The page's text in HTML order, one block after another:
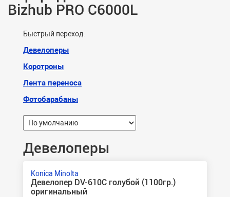
Bizhub PRO C6000L
Быстрый переход:
Девелоперы
Коротроны
Лента переноса
Фотобарабаны
Девелоперы
Konica Minolta
Девелопер DV-610C голубой (1100гр.)
оригинальный